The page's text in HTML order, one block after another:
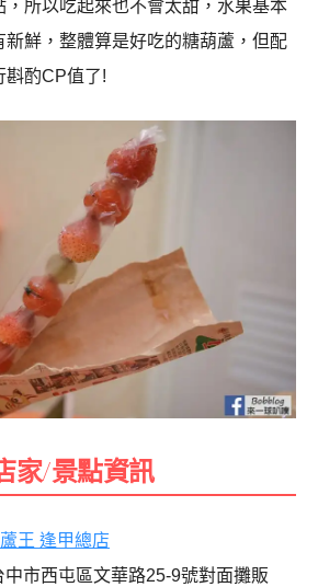
，所以吃起來也不會太甜，水果基本
新鮮，整體算是好吃的糖葫蘆，但配
斟酌CP值了!
家/景點資訊
王 逢甲總店
市西屯區文華路25-9號對面攤販